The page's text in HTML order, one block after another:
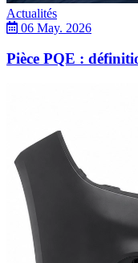
Actualités
06 May. 2026
Pièce PQE :